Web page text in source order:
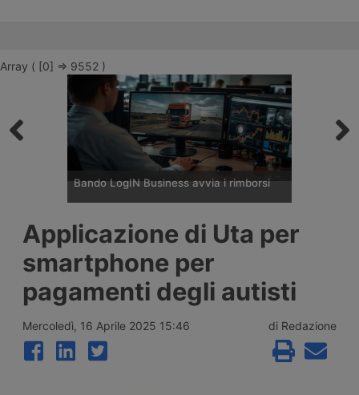
Array ( [0] => 9552 )
Bando LogIN Business avvia i rimborsi
al bando Pnrr LogIN Business, la misura da
157 milioni di euro per la digitalizzazione
della logistica, iniziano a ricevere i primi
contributi. Lo annunciano Golia360 e
360Pay, che hanno contribuito alla
gestione delle pratiche.
Applicazione di Uta per
smartphone per
pagamenti degli autisti
Mercoledì, 16 Aprile 2025 15:46 di Redazione